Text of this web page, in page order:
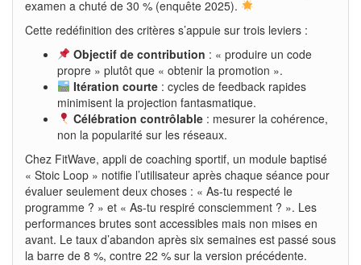
examen a chuté de 30 % (enquête 2025).
Cette redéfinition des critères s’appuie sur trois leviers :
Objectif de contribution : « produire un code
propre » plutôt que « obtenir la promotion ».
Itération courte: cycles de feedback rapides
minimisent la projection fantasmatique.
Célébration contrôlable: mesurer la cohérence,
non la popularité sur les réseaux.
Chez FitWave, appli de coaching sportif, un module baptisé
« Stoic Loop » notifie l’utilisateur après chaque séance pour
évaluer seulement deux choses : « As-tu respecté le
programme ? » et « As-tu respiré consciemment ? ». Les
performances brutes sont accessibles mais non mises en
avant. Le taux d’abandon après six semaines est passé sous
la barre de 8 %, contre 22 % sur la version précédente.